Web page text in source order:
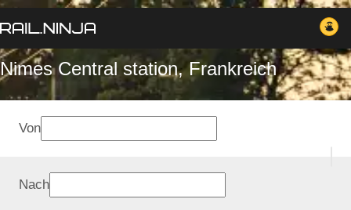
Nimes Central station, Frankreich
Von
Nach